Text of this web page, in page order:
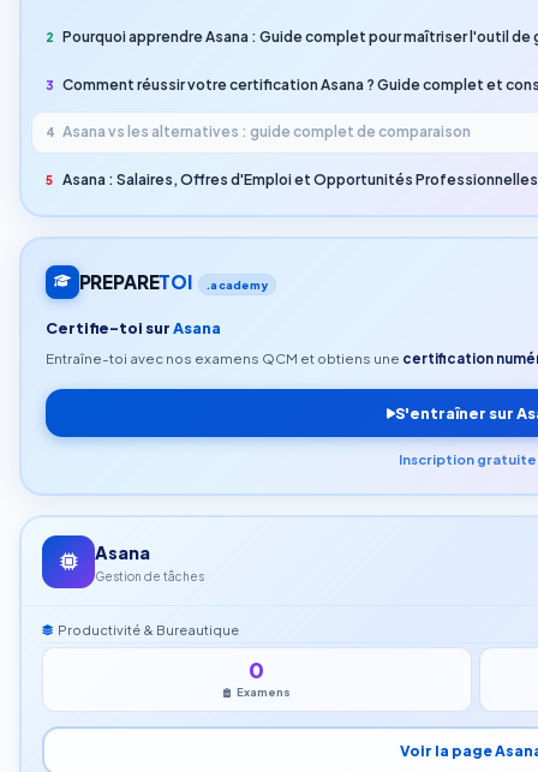
2 Pourquoi apprendre Asana : Guide complet pour maîtriser l'outil
3 Comment réussir votre certification Asana ? Guide complet et
4 Asana vs les alternatives : guide complet de comparaison
5 Asana : Salaires, Offres d'Emploi et Opportunités Professionnelles
PREPARETOI .academy
Certifie-toi surAsana
Entraîne-toi avec nos examens QCM et obtiens une certification
S'entraîner sur
Inscription
Asana
Gestion de tâches
Productivité & Bureautique
0
Examens
Voir la page